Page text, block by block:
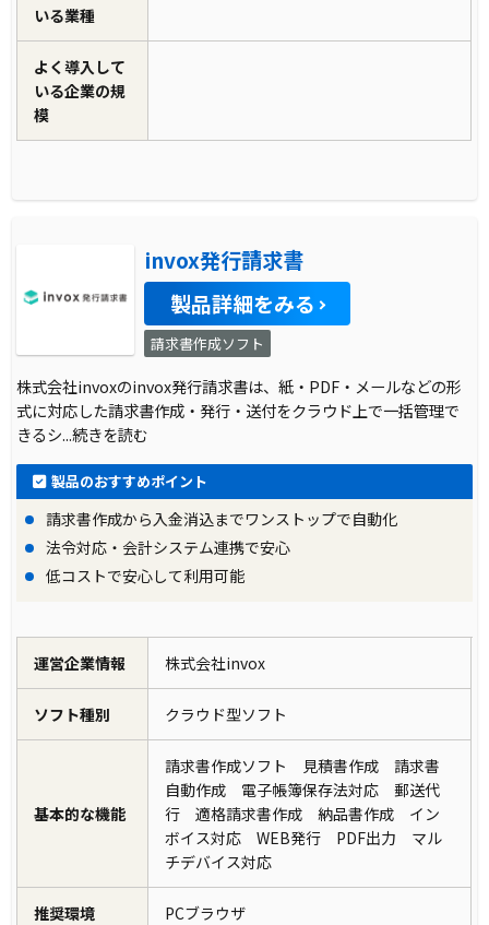
いる業種
よく導入して
いる企業の規
模
invox発行請求書
製品詳細をみる
請求書作成ソフト
株式会社invoxのinvox発行請求書は、紙・PDF・メールなどの形
式に対応した請求書作成・発行・送付をクラウド上で一括管理で
きるシ...続きを読む
製品のおすすめポイント
請求書作成から入金消込までワンストップで自動化
法令対応・会計システム連携で安心
低コストで安心して利用可能
運営企業情報 株式会社invox
ソフト種別 クラウド型ソフト
基本的な機能
請求書作成ソフト 見積書作成 請求書
自動作成 電子帳簿保存法対応 郵送代
行 適格請求書作成 納品書作成 イン
ボイス対応 WEB発行 PDF出力 マル
チデバイス対応
推奨環境 PCブラウザ